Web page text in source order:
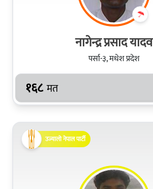
नागेन्द्र प्रसाद यादव
पर्सा-३, मधेश प्रदेश
१६८ मत
उज्यालो नेपाल पार्टी